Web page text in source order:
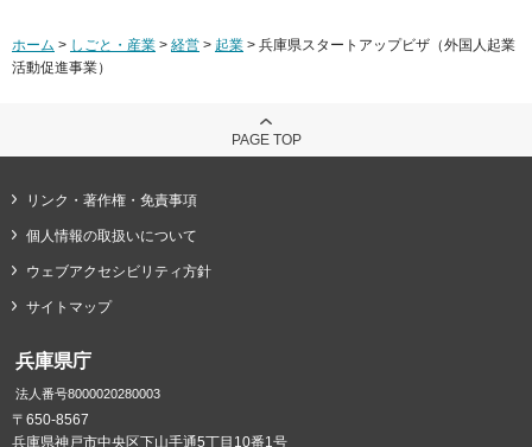
ホーム > しごと・産業 > 経営 > 起業 > 兵庫県スタートアップビザ（外国人起業
活動促進事業）
PAGE TOP
リンク・著作権・免責事項
個人情報の取扱いについて
ウェブアクセシビリティ方針
サイトマップ
兵庫県庁
法人番号8000020280003
〒650-8567
兵庫県神戸市中央区下山手通5丁目10番1号